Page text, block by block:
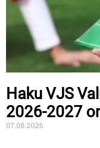
Haku VJS
2026-2027
07.08.2026